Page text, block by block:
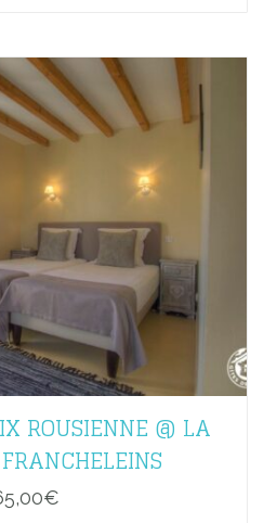
ROUSIENNE @ LA
€